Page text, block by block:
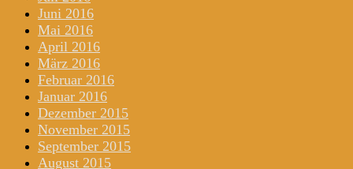
Juni 2016
Mai 2016
April 2016
März 2016
Februar 2016
Januar 2016
Dezember 2015
November 2015
September 2015
August 2015